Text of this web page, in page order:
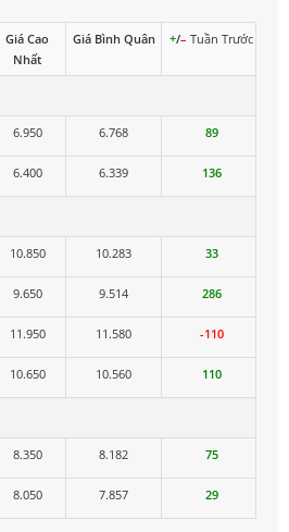
Giá Cao
Nhất
Giá Bình Quân +/– Tuần Trước
6.950 6.768 89
6.400 6.339 136
10.850 10.283 33
9.650 9.514 286
11.950 11.580 -110
10.650 10.560 110
8.350 8.182 75
8.050 7.857 29